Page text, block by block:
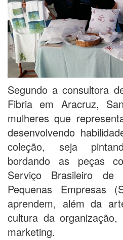
Segundo a consultora
Fibria em Aracruz,
mulheres que
desenvolvendo
coleção, seja
bordando as peças
Serviço Brasileiro
Pequenas Empresas
aprendem, além da
cultura da
marketing.